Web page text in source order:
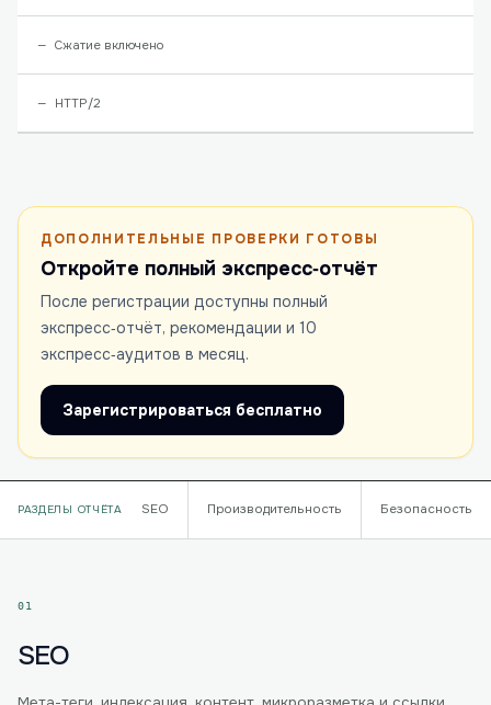
Сжатие включено
HTTP/2
ДОПОЛНИТЕЛЬНЫЕ ПРОВЕРКИ ГОТОВЫ
Откройте полный экспресс‑отчёт
После регистрации доступны полный
экспресс‑отчёт, рекомендации и 10
экспресс‑аудитов в месяц.
Зарегистрироваться бесплатно
РАЗДЕЛЫ ОТЧЁТА SEO Производительность Безопасность
01
SEO